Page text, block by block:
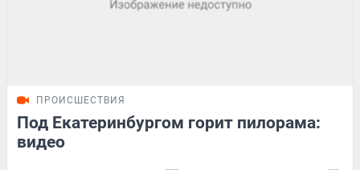
ПРОИСШЕСТВИЯ
Под Екатеринбургом горит пилорама:
видео